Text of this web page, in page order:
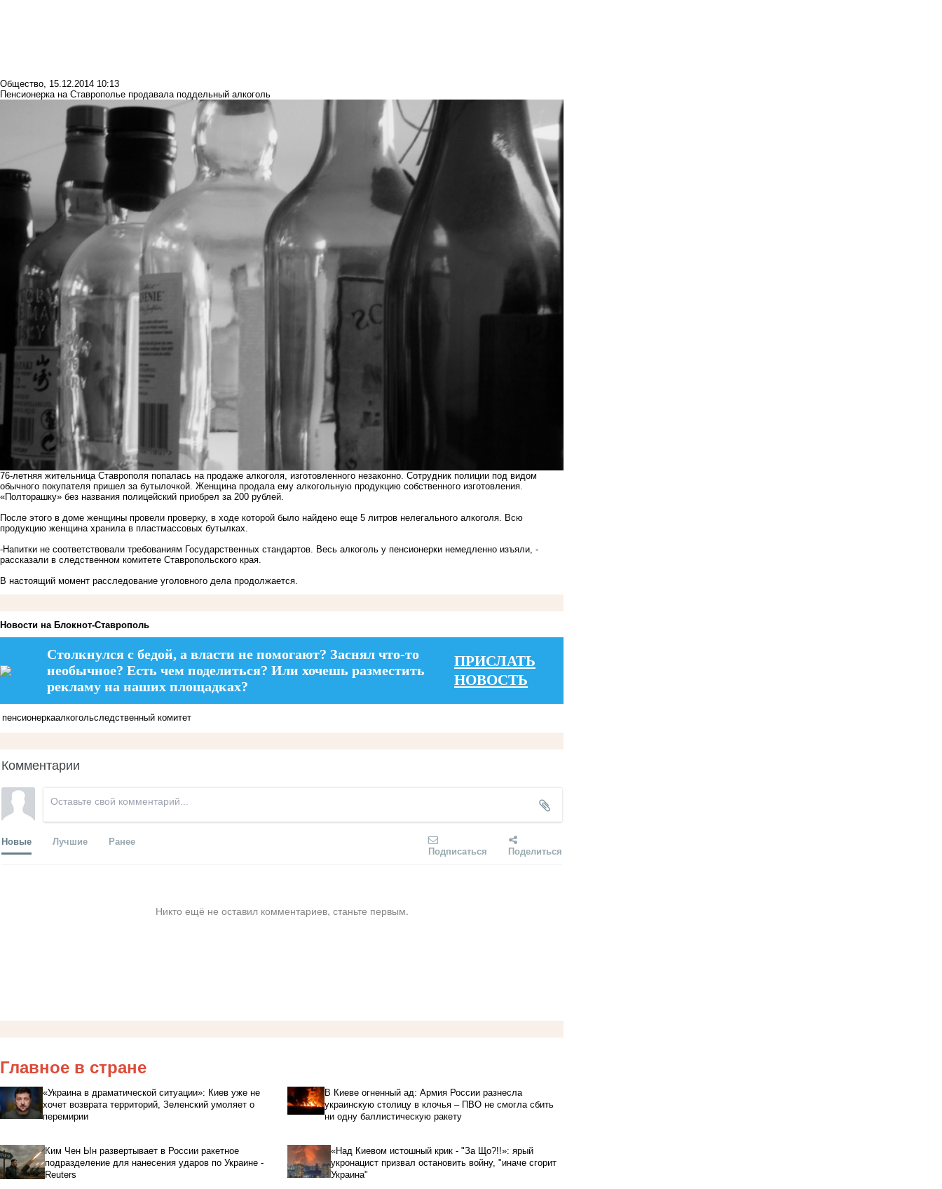
Общество, 15.12.2014 10:13
Пенсионерка на Ставрополье продавала поддельный алкоголь
76-летняя жительница Ставрополя попалась на продаже алкоголя, изготовленного незаконно. Сотрудник полиции под видом
обычного покупателя пришел за бутылочкой. Женщина продала ему алкогольную продукцию собственного изготовления.
«Полторашку» без названия полицейский приобрел за 200 рублей.
После этого в доме женщины провели проверку, в ходе которой было найдено еще 5 литров нелегального алкоголя. Всю
продукцию женщина хранила в пластмассовых бутылках.
-Напитки не соответствовали требованиям Государственных стандартов. Весь алкоголь у пенсионерки немедленно изъяли, -
рассказали в следственном комитете Ставропольского края.
В настоящий момент расследование уголовного дела продолжается.
Новости на Блoкнoт-Ставрополь
Столкнулся с бедой, а власти не помогают? Заснял что-то
необычное? Есть чем поделиться? Или хочешь разместить
рекламу на наших площадках?
ПРИСЛАТЬ
НОВОСТЬ
пенсионеркаалкогольследственный комитет
Комментарии
Новые Лучшие Ранее
Подписаться Поделиться
Никто ещё не оставил комментариев, станьте первым.
Главное в стране
«Украина в драматической ситуации»: Киев уже не
хочет возврата территорий, Зеленский умоляет о
перемирии
В Киеве огненный ад: Армия России разнесла
украинскую столицу в клочья – ПВО не смогла сбить
ни одну баллистическую ракету
Ким Чен Ын развертывает в России ракетное
подразделение для нанесения ударов по Украине -
Reuters
«Над Киевом истошный крик - "За Що?!!»: ярый
укронацист призвал остановить войну, "иначе сгорит
Украина"